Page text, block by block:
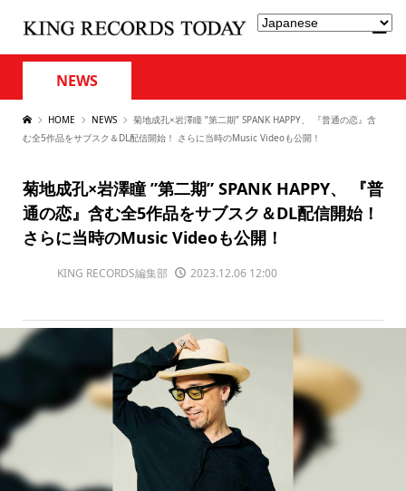
NEWS
HOME NEWS
菊地成孔×岩澤瞳 ”第二期” SPANK HAPPY、 『普通の恋』含
む全5作品をサブスク＆DL配信開始！ さらに当時のMusic Videoも公開！
菊地成孔×岩澤瞳 ”第二期” SPANK HAPPY、 『普
通の恋』含む全5作品をサブスク＆DL配信開始！
さらに当時のMusic Videoも公開！
KING RECORDS編集部 2023.12.06 12:00